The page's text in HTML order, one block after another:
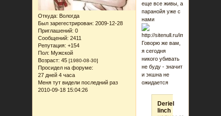
Откуда: Вологда
Был зарегестрирован: 2009-12-28
Приглашений: 0
Сообщений: 2411
Репутация: +154
Пол: Мужской
Возраст: 45 [1980-08-30]
Просидел на форуме:
27 дней 4 часа
Меня тут видели последний раз
2010-09-18 15:04:26
еще все живы, а
паранойя уже с
нами
Говорю же вам,
я сегодня
никого убивать
не буду - значит
и экшна не
ожидается
Deriel
linch